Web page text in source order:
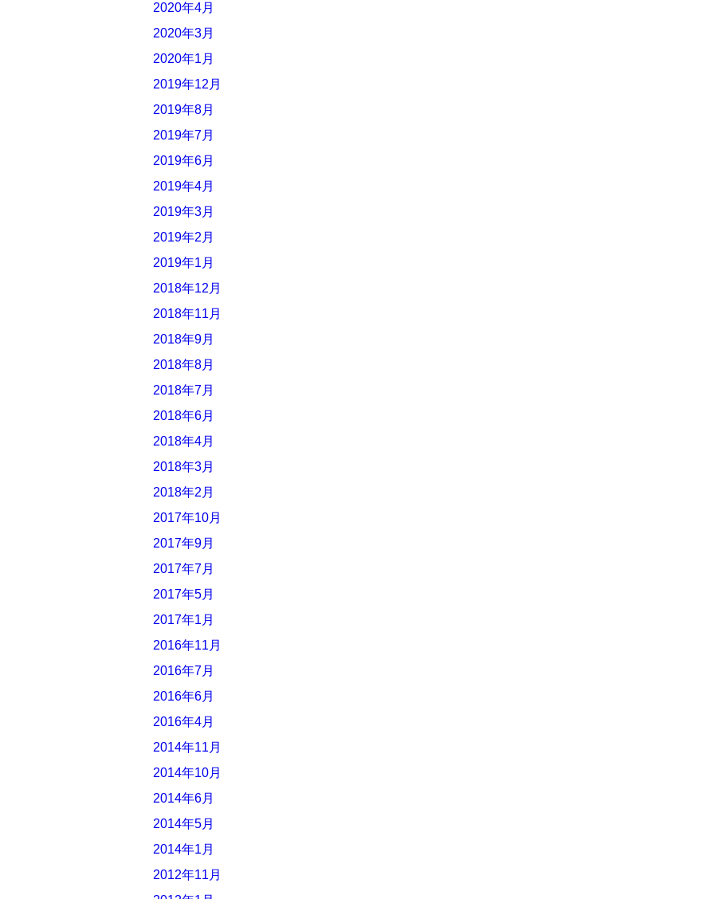
2020年4月
2020年3月
2020年1月
2019年12月
2019年8月
2019年7月
2019年6月
2019年4月
2019年3月
2019年2月
2019年1月
2018年12月
2018年11月
2018年9月
2018年8月
2018年7月
2018年6月
2018年4月
2018年3月
2018年2月
2017年10月
2017年9月
2017年7月
2017年5月
2017年1月
2016年11月
2016年7月
2016年6月
2016年4月
2014年11月
2014年10月
2014年6月
2014年5月
2014年1月
2012年11月